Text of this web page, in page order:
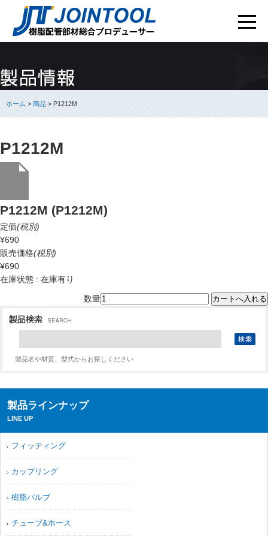
ホーム>商品> P1212M
P1212M
P1212M (P1212M)
定価(税別)
¥690
販売価格(税別)
¥690
在庫状態 : 在庫有り
数量
製品名や材質、型式からお探しください
製品ラインナップ
LINE UP
フィッティング
カップリング
樹脂バルブ
チューブ&ホース